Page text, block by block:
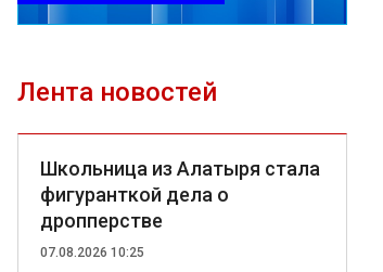
Лента новостей
Школьница из Алатыря стала
фигуранткой дела о
дропперстве
07.08.2026 10:25